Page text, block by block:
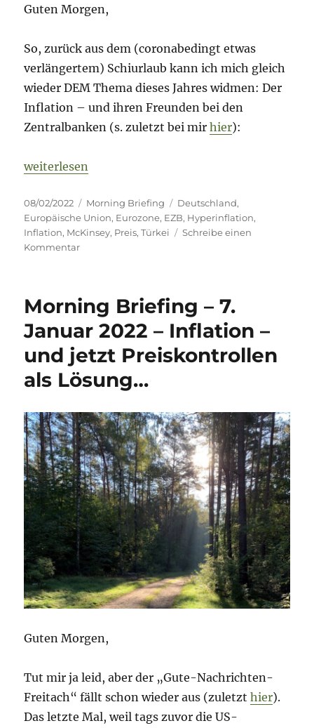
Guten Morgen,
So, zurück aus dem (coronabedingt etwas
verlängertem) Schiurlaub kann ich mich gleich
wieder DEM Thema dieses Jahres widmen: Der
Inflation – und ihren Freunden bei den
Zentralbanken (s. zuletzt bei mirhier):
„Morning Briefing – 8. Februar 2022 – Inflation –
weiterlesen
Veröffentlicht
am
08/02/2022 Kategorien
Morning Briefing Schlagwörter
Deutschland,
Europäische Union, Eurozone, EZB, Hyperinflation,
Inflation, McKinsey, Preis,Türkei
Schreibe einen
Kommentarzu
8.
Februar
2022
–
Inflation
–
die
Türkei!
Morning Briefing – 7.
Januar 2022 – Inflation –
und jetzt Preiskontrollen
als Lösung…
Guten Morgen,
Tut mir ja leid, aber der „Gute-Nachrichten-
Freitach“ fällt schon wieder aus (zuletzthier).
Das letzte Mal, weil tags zuvor die US-